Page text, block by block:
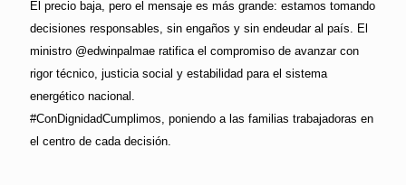
El precio baja, pero el mensaje es más grande: estamos tomando
decisiones responsables, sin engaños y sin endeudar al país. El
ministro @edwinpalmae ratifica el compromiso de avanzar con
rigor técnico, justicia social y estabilidad para el sistema
energético nacional.
#ConDignidadCumplimos, poniendo a las familias trabajadoras en
el centro de cada decisión.